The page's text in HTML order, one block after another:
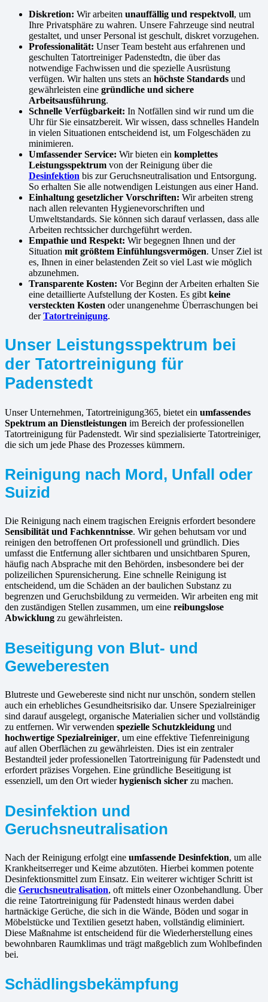
Diskretion: Wir arbeiten unauffällig und respektvoll, um
Ihre Privatsphäre zu wahren. Unsere Fahrzeuge sind neutral
gestaltet, und unser Personal ist geschult, diskret vorzugehen.
Professionalität: Unser Team besteht aus erfahrenen und
geschulten Tatortreiniger Padenstedtn, die über das
notwendige Fachwissen und die spezielle Ausrüstung
verfügen. Wir halten uns stets an höchste Standards und
gewährleisten eine gründliche und sichere
Arbeitsausführung.
Schnelle Verfügbarkeit: In Notfällen sind wir rund um die
Uhr für Sie einsatzbereit. Wir wissen, dass schnelles Handeln
in vielen Situationen entscheidend ist, um Folgeschäden zu
minimieren.
Umfassender Service: Wir bieten ein komplettes
Leistungsspektrum von der Reinigung über die
Desinfektion bis zur Geruchsneutralisation und Entsorgung.
So erhalten Sie alle notwendigen Leistungen aus einer Hand.
Einhaltung gesetzlicher Vorschriften: Wir arbeiten streng
nach allen relevanten Hygienevorschriften und
Umweltstandards. Sie können sich darauf verlassen, dass alle
Arbeiten rechtssicher durchgeführt werden.
Empathie und Respekt: Wir begegnen Ihnen und der
Situation mit größtem Einfühlungsvermögen. Unser Ziel ist
es, Ihnen in einer belastenden Zeit so viel Last wie möglich
abzunehmen.
Transparente Kosten: Vor Beginn der Arbeiten erhalten Sie
eine detaillierte Aufstellung der Kosten. Es gibt keine
versteckten Kosten oder unangenehme Überraschungen bei
derTatortreinigung.
Unser Leistungsspektrum bei
der Tatortreinigung für
Padenstedt
Unser Unternehmen, Tatortreinigung365, bietet ein umfassendes
Spektrum an Dienstleistungen im Bereich der professionellen
Tatortreinigung für Padenstedt. Wir sind spezialisierte Tatortreiniger,
die sich um jede Phase des Prozesses kümmern.
Reinigung nach Mord, Unfall oder
Suizid
Die Reinigung nach einem tragischen Ereignis erfordert besondere
Sensibilität und Fachkenntnisse. Wir gehen behutsam vor und
reinigen den betroffenen Ort professionell und gründlich. Dies
umfasst die Entfernung aller sichtbaren und unsichtbaren Spuren,
häufig nach Absprache mit den Behörden, insbesondere bei der
polizeilichen Spurensicherung. Eine schnelle Reinigung ist
entscheidend, um die Schäden an der baulichen Substanz zu
begrenzen und Geruchsbildung zu vermeiden. Wir arbeiten eng mit
den zuständigen Stellen zusammen, um eine reibungslose
Abwicklung zu gewährleisten.
Beseitigung von Blut- und
Geweberesten
Blutreste und Gewebereste sind nicht nur unschön, sondern stellen
auch ein erhebliches Gesundheitsrisiko dar. Unsere Spezialreiniger
sind darauf ausgelegt, organische Materialien sicher und vollständig
zu entfernen. Wir verwenden spezielle Schutzkleidung und
hochwertige Spezialreiniger, um eine effektive Tiefenreinigung
auf allen Oberflächen zu gewährleisten. Dies ist ein zentraler
Bestandteil jeder professionellen Tatortreinigung für Padenstedt und
erfordert präzises Vorgehen. Eine gründliche Beseitigung ist
essenziell, um den Ort wiederhygienisch sicher zu machen.
Desinfektion und
Geruchsneutralisation
Nach der Reinigung erfolgt eine umfassende Desinfektion, um alle
Krankheitserreger und Keime abzutöten. Hierbei kommen potente
Desinfektionsmittel zum Einsatz. Ein weiterer wichtiger Schritt ist
die Geruchsneutralisation, oft mittels einer Ozonbehandlung. Über
die reine Tatortreinigung für Padenstedt hinaus werden dabei
hartnäckige Gerüche, die sich in die Wände, Böden und sogar in
Möbelstücke und Textilien gesetzt haben, vollständig eliminiert.
Diese Maßnahme ist entscheidend für die Wiederherstellung eines
bewohnbaren Raumklimas und trägt maßgeblich zum Wohlbefinden
bei.
Schädlingsbekämpfung